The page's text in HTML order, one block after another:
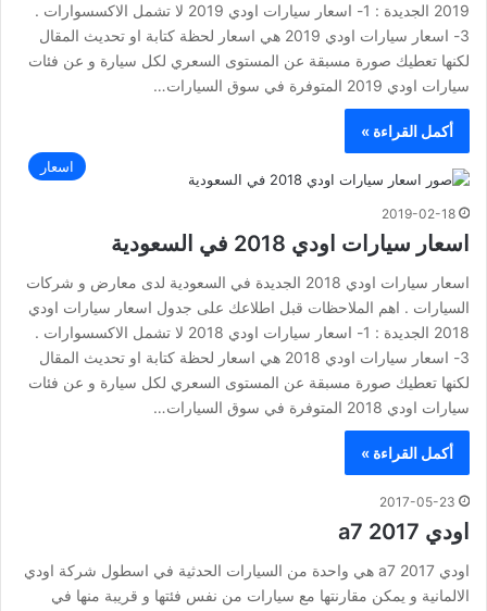
2019 الجديدة : 1- اسعار سيارات اودي 2019 لا تشمل الاكسسوارات .
3- اسعار سيارات اودي 2019 هي اسعار لحظة كتابة او تحديث المقال
لكنها تعطيك صورة مسبقة عن المستوى السعري لكل سيارة و عن فئات
سيارات اودي 2019 المتوفرة في سوق السيارات…
أكمل القراءة »
اسعار
2019-02-18
اسعار سيارات اودي 2018 في السعودية
اسعار سيارات اودي 2018 الجديدة في السعودية لدى معارض و شركات
السيارات . اهم الملاحظات قبل اطلاعك على جدول اسعار سيارات اودي
2018 الجديدة : 1- اسعار سيارات اودي 2018 لا تشمل الاكسسوارات .
3- اسعار سيارات اودي 2018 هي اسعار لحظة كتابة او تحديث المقال
لكنها تعطيك صورة مسبقة عن المستوى السعري لكل سيارة و عن فئات
سيارات اودي 2018 المتوفرة في سوق السيارات…
أكمل القراءة »
2017-05-23
اودي a7 2017
اودي a7 2017 هي واحدة من السيارات الحدثية في اسطول شركة اودي
الالمانية و يمكن مقارنتها مع سيارات من نفس فئتها و قريبة منها في